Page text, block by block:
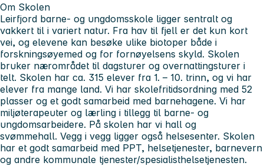
Om Skolen
Leirfjord barne- og ungdomsskole ligger sentralt og
vakkert til i variert natur. Fra hav til fjell er det kun kort
vei, og elevene kan besøke ulike biotoper både i
forskningsøyemed og for fornøyelsens skyld. Skolen
bruker nærområdet til dagsturer og overnattingsturer i
telt. Skolen har ca. 315 elever fra 1. – 10. trinn, og vi har
elever fra mange land. Vi har skolefritidsordning med 52
plasser og et godt samarbeid med barnehagene. Vi har
miljøterapeuter og lærling i tillegg til barne- og
ungdomsarbeidere. På skolen har vi hall og
svømmehall. Vegg i vegg ligger også helsesenter. Skolen
har et godt samarbeid med PPT, helsetjenester, barnevern
og andre kommunale tjenester/spesialisthelsetjenesten.